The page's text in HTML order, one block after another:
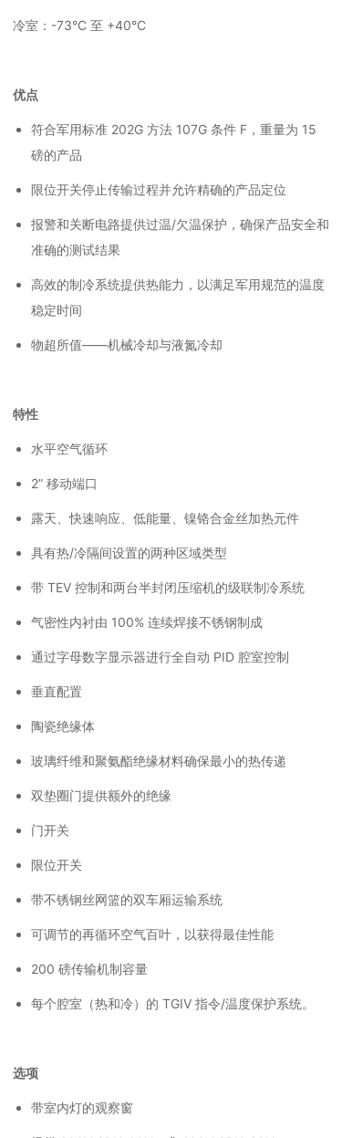
冷室：-73°C 至 +40°C
优点
符合军用标准 202G 方法 107G 条件 F，重量为 15
磅的产品
限位开关停止传输过程并允许精确的产品定位
报警和关断电路提供过温/欠温保护，确保产品安全和
准确的测试结果
高效的制冷系统提供热能力，以满足军用规范的温度
稳定时间
物超所值——机械冷却与液氮冷却
特性
水平空气循环
2” 移动端口
露天、快速响应、低能量、镍铬合金丝加热元件
具有热/冷隔间设置的两种区域类型
带 TEV 控制和两台半封闭压缩机的级联制冷系统
气密性内衬由 100% 连续焊接不锈钢制成
通过字母数字显示器进行全自动 PID 腔室控制
垂直配置
陶瓷绝缘体
玻璃纤维和聚氨酯绝缘材料确保最小的热传递
双垫圈门提供额外的绝缘
门开关
限位开关
带不锈钢丝网篮的双车厢运输系统
可调节的再循环空气百叶，以获得最佳性能
200 磅传输机制容量
每个腔室（热和冷）的 TGIV 指令/温度保护系统。
选项
带室内灯的观察窗